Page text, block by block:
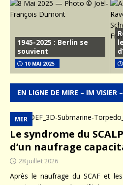
1945-2025 : Berlin se
souvient
10 MAI 2025
EN LIGNE DE MIRE – IM VISIER
Le syndrome du
d’un naufrage
MER
28 juillet 2026
Après le naufrage du SCAF et